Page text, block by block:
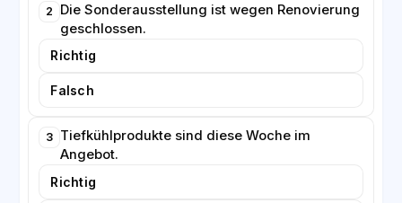
2
Die Sonderausstellung ist wegen Renovierung
geschlossen.
Richtig
Falsch
3 Tiefkühlprodukte sind diese Woche im
Angebot.
Richtig